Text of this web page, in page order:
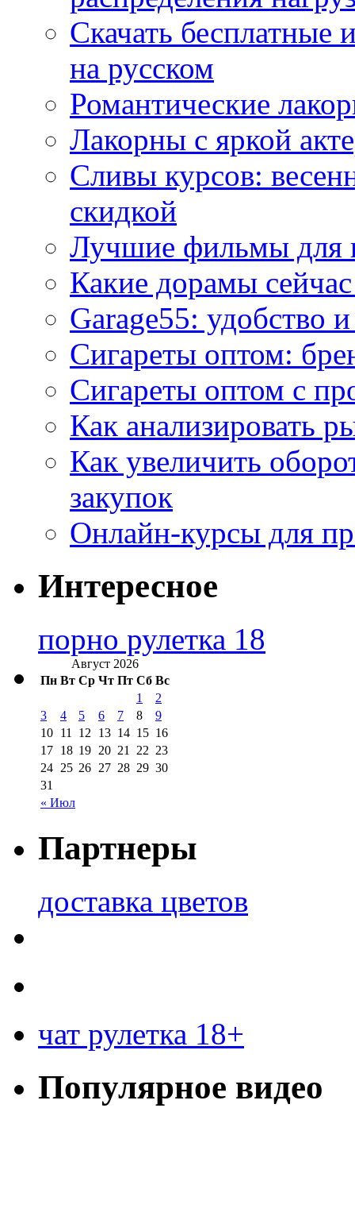
Скачать
на русском
Романтические
Лакорны с яркой
Сливы курсов:
скидкой
Лучшие фильмы для
Какие дорамы
Garage55: удобство
Сигареты оптом:
Сигареты оптом с
Как анализировать
Как увеличить
закупок
Онлайн-курсы для
Интересное
порно рулетка 18
Август 2026
Пн Вт Ср Чт Пт Сб Вс
« Июл
1
2
3
4 5 6 7 8
9
10 11 12 13 14 15 16
17 18 19 20 21 22 23
24 25 26 27 28 29 30
31
Партнеры
доставка цветов
чат рулетка 18+
Популярное видео